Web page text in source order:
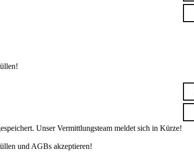
Unser Vermittlungsteam meldet sich in Kürze!
und AGBs akzeptieren!